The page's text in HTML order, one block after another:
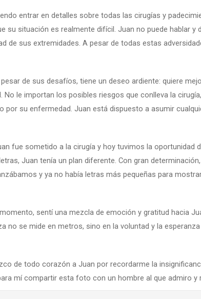
entrar en detalles sobre todas las cirugías y
su situación es realmente difícil. Juan no puede hablar
de sus extremidades. A pesar de todas estas
de sus desafíos, tiene un deseo ardiente: quiere
No le importan los posibles riesgos que conlleva la
por su enfermedad. Juan está dispuesto a asumir
fue sometido a la cirugía y hoy tuvimos la
Juan tenía un plan diferente. Con gran
y ya no había letras más pequeñas para
sentí una mezcla de emoción y gratitud hacia
no se mide en metros, sino en la voluntad y la
de todo corazón a Juan por recordarme la
mí compartir esta foto con un hombre al que admiro y